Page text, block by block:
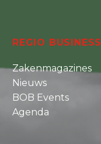
REGIO BUSINESS
Zakenmagazines
Nieuws
BOB Events
Agenda